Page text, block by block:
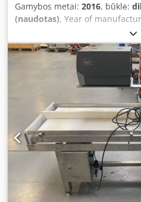
Gamybos metai: 2016, būklė:
(naudotas), Year of
up to 6 kg Weight: max. 6 kg,
direction: L→R or R→L Label
Bottom (AirJet) Color touch
segment length: 400 mm Belt
machine dimensions: 200 cm
program can be uploaded
Esfx Amhof Top (MASTER): [+]
SOFTCONTROL_1 [+]
CODE_PART_PRINT [+]
(SLAVE): [+]
EURO The device comes with